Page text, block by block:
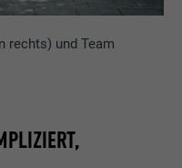
rechts) und Team